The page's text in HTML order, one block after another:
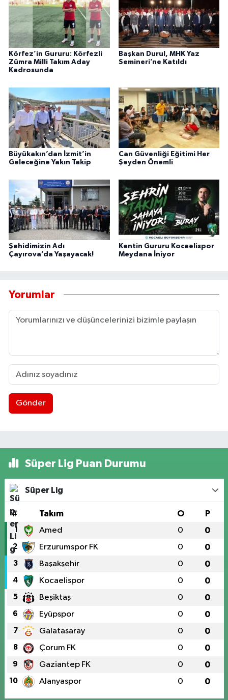
Körfez’in Gururu: Körfezli
Zümra Milli Takım Aday
Kadrosunda
Başkan Durul, MHK Yaz
Semineri’ne Katıldı
Büyükakın’dan İzmit’in
Geleceğine Yakın Takip
Can Güvenliği Eğitimi Her
Şeyden Önemli
Şehidimizin Adı
Çayırova’da Yaşayacak!
Kentin Gururu Kocaelispor
Meydana İniyor
Yorumlar
Gönder
Süper Lig Puan Durumu
Süper Lig
# Takım O P
1 Amed 0 0
2 Erzurumspor FK 0 0
3 Başakşehir 0 0
4 Kocaelispor 0 0
5 Beşiktaş 0 0
6 Eyüpspor 0 0
7 Galatasaray 0 0
8 Çorum FK 0 0
9 Gaziantep FK 0 0
10 Alanyaspor 0 0